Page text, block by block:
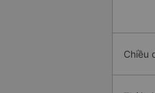
Chiều